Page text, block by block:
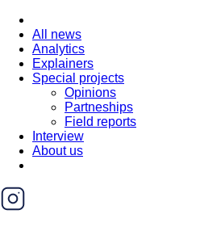
All news
Analytics
Explainers
Special projects
Opinions
Partneships
Field reports
Interview
About us